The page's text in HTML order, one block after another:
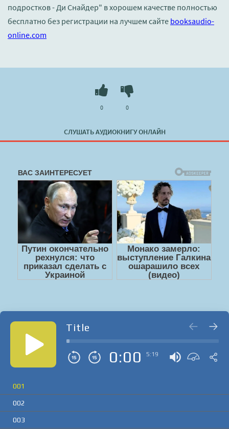
подростков - Ди Снайдер" в хорошем качестве полностью
бесплатно без регистрации на лучшем сайте booksaudio-
online.com
СЛУШАТЬ АУДИОКНИГУ ОНЛАЙН
0 0
Title
0:00 5:19
001
002
003